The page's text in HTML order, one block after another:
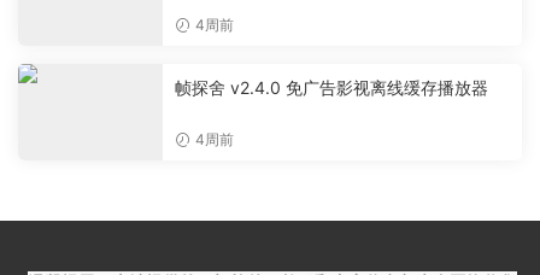
4周前
帧探舍 v2.4.0 免广告影视离线缓存播放器
4周前